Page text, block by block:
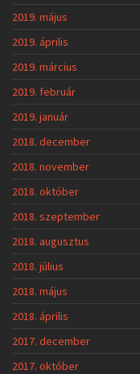
2019. május
2019. április
2019. március
2019. február
2019. január
2018. december
2018. november
2018. október
2018. szeptember
2018. augusztus
2018. július
2018. május
2018. április
2017. december
2017. október